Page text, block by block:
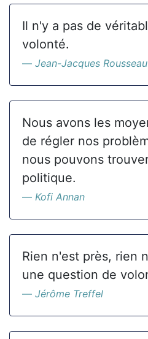
Il n'y a pas de
volonté.
Jean-Jacques Rousseau
Nous avons les
de régler nos
nous pouvons
politique.
Kofi Annan
Rien n'est près, rien
une question de
Jérôme Treffel